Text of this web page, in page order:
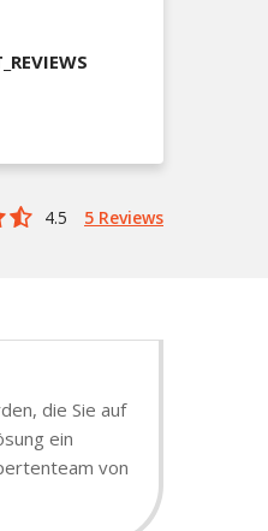
4.5 5 Reviews
die Sie auf
ein
von